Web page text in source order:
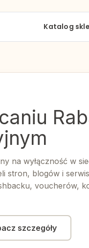
Katalog
na wyłączność w
stron, blogów i
voucherów,
szczegóły